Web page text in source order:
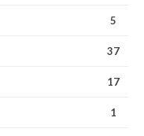
5
37
17
1